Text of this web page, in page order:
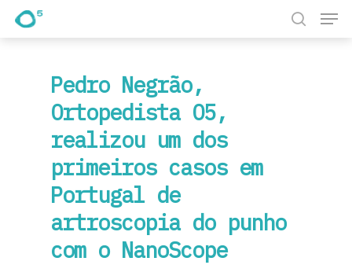
Prima Enter para pesquisar ou ESC para fechar
Pedro Negrão,
Ortopedista O5,
realizou um dos
primeiros casos em
Portugal de
artroscopia do punho
com o NanoScope